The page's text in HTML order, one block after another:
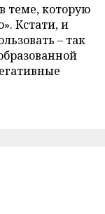
теме, которую
Кстати, и
– так